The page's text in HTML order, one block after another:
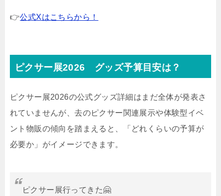
👉公式Xはこちらから！
ピクサー展2026 グッズ予算目安は？
ピクサー展2026の公式グッズ詳細はまだ全体が発表さ
れていませんが、去のピクサー関連展示や体験型イベ
ント物販の傾向を踏まえると、「どれくらいの予算が
必要か」がイメージできます。
ピクサー展行ってきた🤗